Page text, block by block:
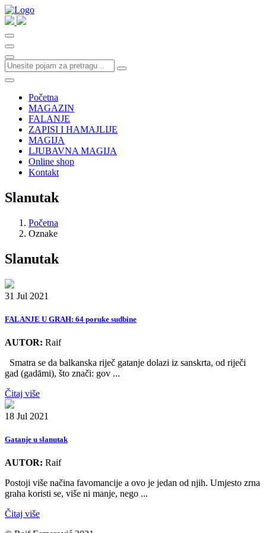
Početna
MAGAZIN
FALANJE
ZAPISI I HAMAJLIJE
MAGIJA
LJUBAVNA MAGIJA
Online shop
Kontakt
Slanutak
Početna
Oznake
Slanutak
31 Jul 2021
FALANJE U GRAH: 64 poruke sudbine
AUTOR: Raif
Smatra se da balkanska riječ gatanje dolazi iz sanskrta, od riječi
gad (gadāmi), što znači: gov ...
Čitaj više
18 Jul 2021
Gatanje u slanutak
AUTOR: Raif
Postoji više načina favomancije a ovo je jedan od njih. Umjesto zrna
graha koristi se, više ni manje, nego ...
Čitaj više